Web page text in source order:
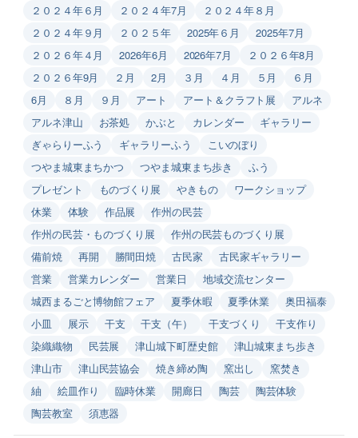
２０２４年６月
２０２４年7月
２０２４年８月
２０２４年９月
２０２５年 2025年６月
2025年7月
２０２６年４月
2026年6月 2026年7月
２０２６年8月
２０２６年9月
２月 2月 ３月 ４月 ５月
６月
6月
８月 ９月 アート アート＆クラフト展
アルネ
アルネ津山
お茶処 かぶと カレンダー
ギャラリー
ぎゃらりーふう
ギャラリーふう
こいのぼり
つやま城東まちかつ
つやま城東まち歩き
ふう
プレゼント
ものづくり展 やきもの
ワークショップ
休業
体験 作品展
作州の民芸
作州の民芸・ものづくり展
作州の民芸ものづくり展
備前焼
再開 勝間田焼 古民家
古民家ギャラリー
営業
営業カレンダー 営業日
地域交流センター
城西まるごと博物館フェア
夏季休暇 夏季休業
奥田福泰
小皿
展示 干支 干支（午） 干支づくり
干支作り
染織織物
民芸展 津山城下町歴史館
津山城東まち歩き
津山市
津山民芸協会 焼き締め陶 窯出し
窯焚き
紬
絵皿作り 臨時休業 開廊日 陶芸
陶芸体験
陶芸教室
須恵器